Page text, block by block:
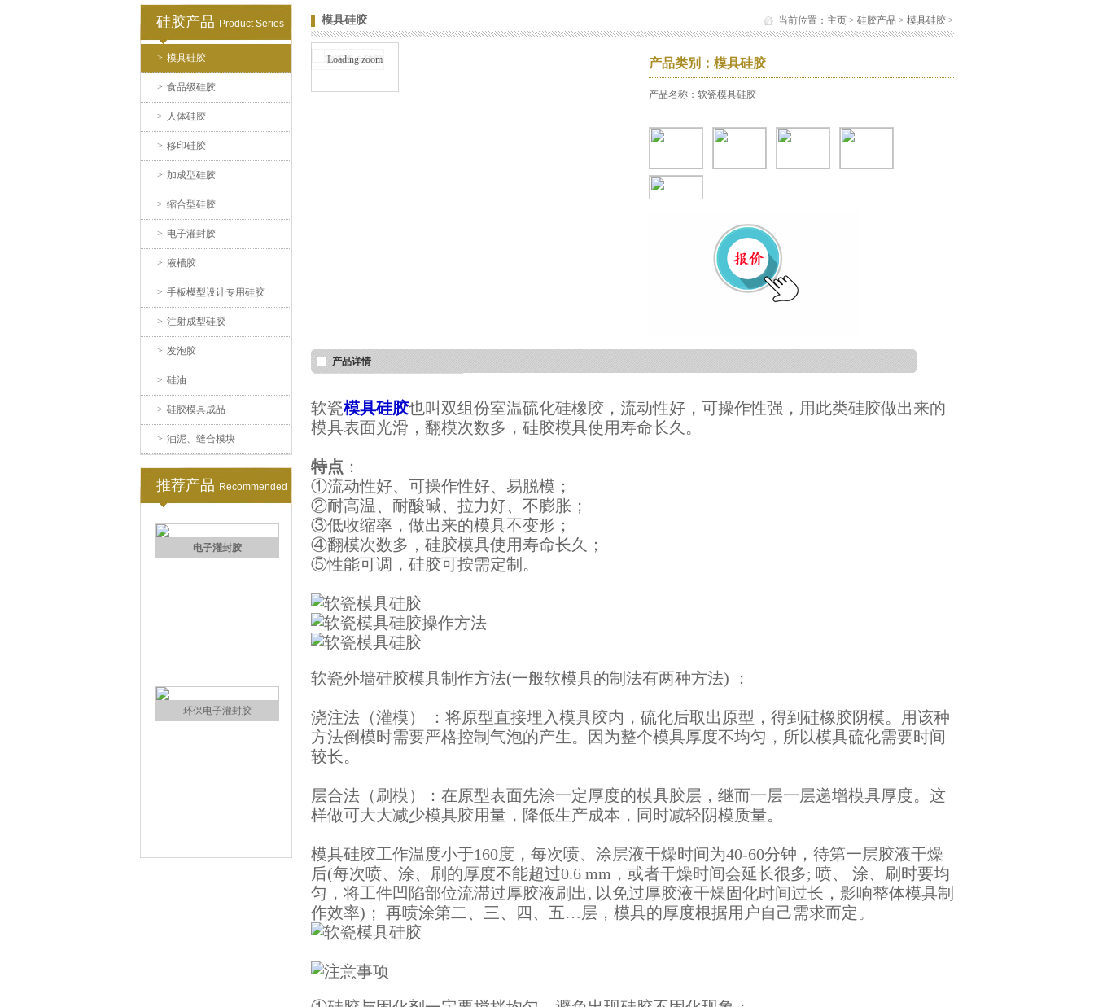
硅胶产品 Product Series
> 模具硅胶
> 食品级硅胶
> 人体硅胶
> 移印硅胶
> 加成型硅胶
> 缩合型硅胶
> 电子灌封胶
> 液槽胶
> 手板模型设计专用硅胶
> 注射成型硅胶
> 发泡胶
> 硅油
> 硅胶模具成品
> 油泥、缝合模块
推荐产品 Recommended
手板硅胶
高效过滤器液槽胶
电子灌封胶
环保电子灌封胶
当前位置： 主页 > 硅胶产品 > 模具硅胶 >
模具硅胶
Loading zoom 产品类别：模具硅胶
产品名称：软瓷模具硅胶
产品详情
软瓷模具硅胶也叫双组份室温硫化硅橡胶，流动性好，可操作性强，用此类硅胶做出来的
模具表面光滑，翻模次数多，硅胶模具使用寿命长久。
特点 ：
①流动性好、可操作性好、易脱模；
②耐高温、耐酸碱、拉力好、不膨胀；
③低收缩率，做出来的模具不变形；
④翻模次数多，硅胶模具使用寿命长久；
⑤性能可调，硅胶可按需定制。
软瓷外墙硅胶模具制作方法(一般软模具的制法有两种方法) ：
浇注法（灌模） ：将原型直接埋入模具胶内，硫化后取出原型，得到硅橡胶阴模。用该种
方法倒模时需要严格控制气泡的产生。因为整个模具厚度不均匀，所以模具硫化需要时间
较长。
层合法（刷模）：在原型表面先涂一定厚度的模具胶层，继而一层一层递增模具厚度。这
样做可大大减少模具胶用量，降低生产成本，同时减轻阴模质量。
模具硅胶工作温度小于160度，每次喷、涂层液干燥时间为40-60分钟，待第一层胶液干燥
后(每次喷、涂、刷的厚度不能超过0.6 mm，或者干燥时间会延长很多; 喷、 涂、刷时要均
匀，将工件凹陷部位流滞过厚胶液刷出, 以免过厚胶液干燥固化时间过长，影响整体模具制
作效率)； 再喷涂第二、三、四、五…层，模具的厚度根据用户自己需求而定。